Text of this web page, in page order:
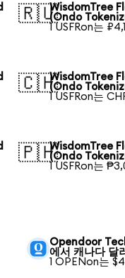
🇷🇺WisdomTree
(Ondo
1 USFRon는
🇨🇭WisdomTree
(Ondo
1 USFRon는
🇵🇭WisdomTree
(Ondo
1 USFRon는
Opendoor
에서 캐나다 달
1 OPENon는